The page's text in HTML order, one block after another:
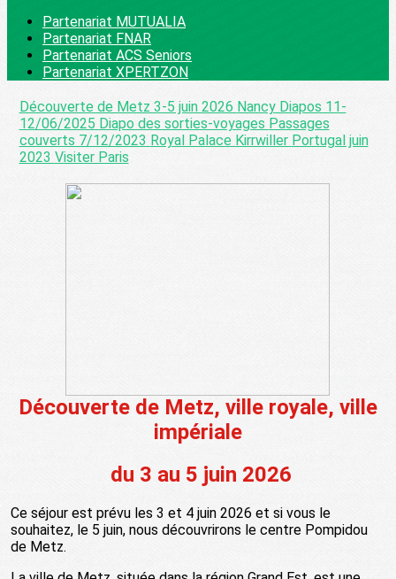
Partenariat MUTUALIA
Partenariat FNAR
Partenariat ACS Seniors
Partenariat XPERTZON
Découverte de Metz 3-5 juin 2026 Nancy Diapos 11-
12/06/2025 Diapo des sorties-voyages Passages
couverts 7/12/2023 Royal Palace Kirrwiller Portugal juin
2023 Visiter Paris
Découverte de Metz, ville royale, ville
impériale
du 3 au 5 juin 2026
Ce séjour est prévu les 3 et 4 juin 2026 et si vous le
souhaitez, le 5 juin, nous découvrirons le centre Pompidou
de Metz.